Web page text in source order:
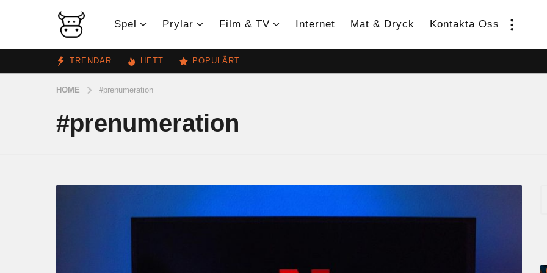
Spel Prylar Film & TV Internet Mat & Dryck Kontakta Oss
TRENDAR HETT POPULÄRT
HOME #prenumeration
#prenumeration